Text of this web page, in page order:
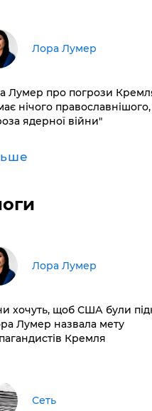
​Лора Лумер
Лумер про погрози
нічого
ядерної війни"
​Лора Лумер
хочуть, щоб США були
Лумер назвала мету
Кремля
Сеть